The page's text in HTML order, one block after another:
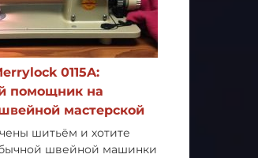
0115A:
помощник на
мастерской
шитьём и хотите
швейной машинки